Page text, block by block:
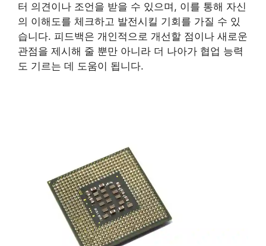
터 의견이나 조언을 받을 수 있으며, 이를 통해 자신
의 이해도를 체크하고 발전시킬 기회를 가질 수 있
습니다. 피드백은 개인적으로 개선할 점이나 새로운
관점을 제시해 줄 뿐만 아니라 더 나아가 협업 능력
도 기르는 데 도움이 됩니다.